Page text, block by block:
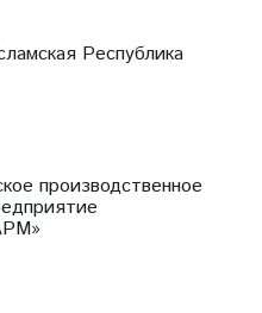
Республика
производственное